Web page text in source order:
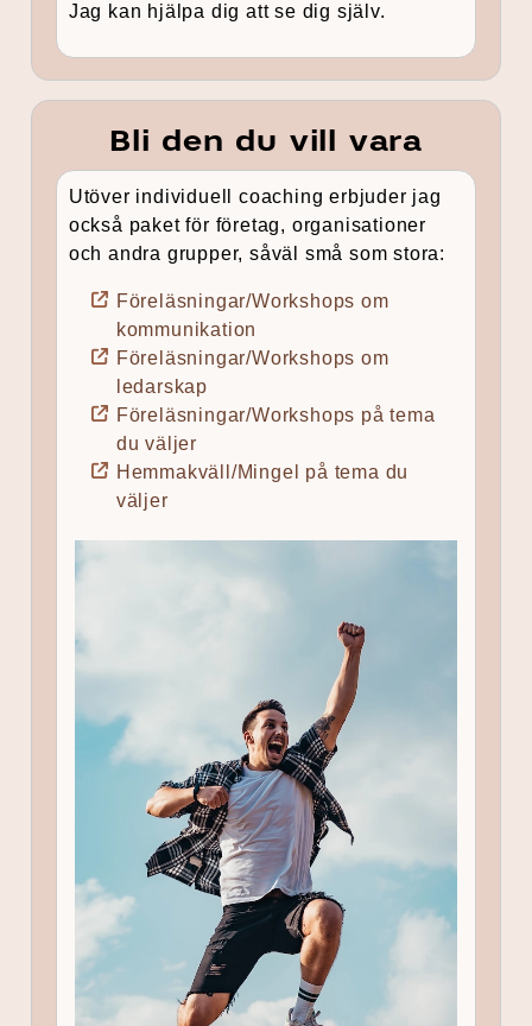
Jag kan hjälpa dig att se dig själv.
Bli den du vill vara
Utöver individuell coaching erbjuder jag
också paket för företag, organisationer
och andra grupper, såväl små som stora:
Föreläsningar/Workshops om
kommunikation
Föreläsningar/Workshops om
ledarskap
Föreläsningar/Workshops på tema
du väljer
Hemmakväll/Mingel på tema du
väljer